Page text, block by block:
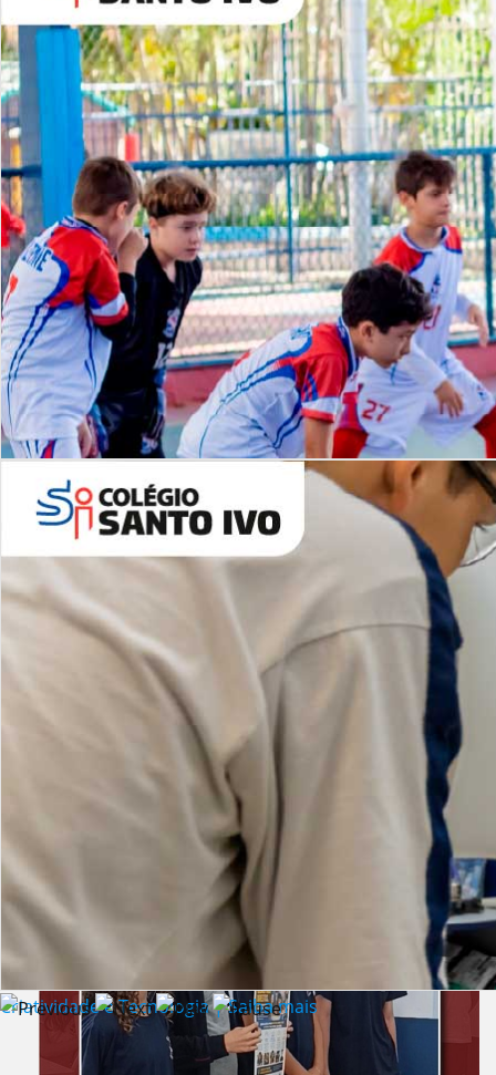
Desafios | Saiba mais
Criatividade e Tecnologia | Saiba mais
Lista de vídeos
NOSSOCANAL